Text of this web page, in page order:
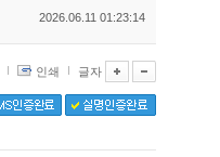
2026.06.11 01:23:14
인쇄 글자